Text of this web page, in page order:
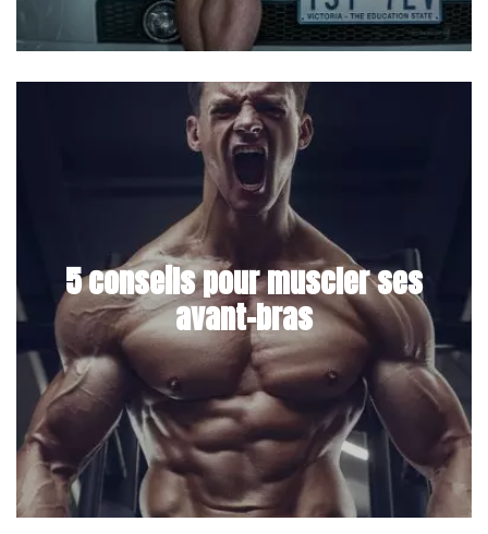
5 conseils pour muscler ses
avant-bras